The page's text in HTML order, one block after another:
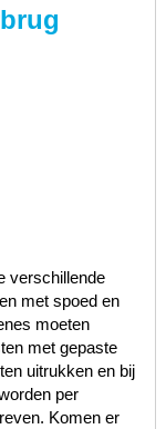
verschillende
met spoed en
moeten
met gepaste
uitrukken en bij
per
Komen er